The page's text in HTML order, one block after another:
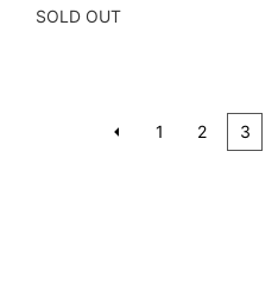
SOLD OUT
1 2 3